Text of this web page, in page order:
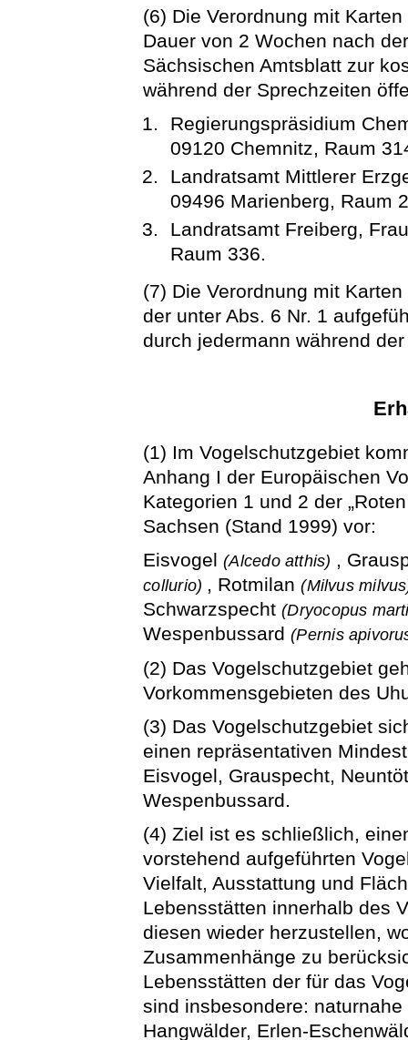
(6) Die Verordnung mit
Dauer von 2 Wochen nach
Sächsischen Amtsblatt zur
während der Sprechzeiten
Regierungspräsidium
09120 Chemnitz, Raum
Landratsamt Mittlerer
09496 Marienberg, Raum
Landratsamt Freiberg,
Raum 336.
(7) Die Verordnung mit
der unter Abs. 6 Nr. 1
durch jedermann während
(1) Im Vogelschutzgebiet
Anhang I der Europäischen
Kategorien 1 und 2 der
Sachsen (Stand 1999) vor:
Eisvogel(Alcedo atthis) ,
collurio) , Rotmilan(Milvus
Schwarzspecht(Dryocopus
Wespenbussard(Pernis
(2) Das Vogelschutzgebiet
Vorkommensgebieten des
(3) Das Vogelschutzgebiet
einen repräsentativen
Eisvogel, Grauspecht,
Wespenbussard.
(4) Ziel ist es schließlich,
vorstehend aufgeführten
Vielfalt, Ausstattung und
Lebensstätten innerhalb des
diesen wieder herzustellen,
Zusammenhänge zu
Lebensstätten der für das
sind insbesondere:
Hangwälder, Erlen-